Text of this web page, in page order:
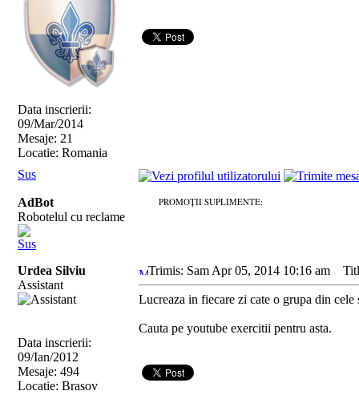
Data inscrierii:
09/Mar/2014
Mesaje: 21
Locatie: Romania
Sus
AdBot
Robotelul cu reclame
Sus
PROMOȚII SUPLIMENTE:
Urdea Silviu
Assistant
Data inscrierii:
09/Ian/2012
Mesaje: 494
Locatie: Brasov
Trimis: Sam Apr 05, 2014 10:16 am
Lucreaza in fiecare zi cate o grupa din cele
Cauta pe youtube exercitii pentru asta.